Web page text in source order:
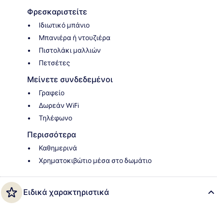
Φρεσκαριστείτε
Ιδιωτικό μπάνιο
Μπανιέρα ή ντουζιέρα
Πιστολάκι μαλλιών
Πετσέτες
Μείνετε συνδεδεμένοι
Γραφείο
Δωρεάν WiFi
Τηλέφωνο
Περισσότερα
Καθημερινά
Χρηματοκιβώτιο μέσα στο δωμάτιο
Ειδικά χαρακτηριστικά